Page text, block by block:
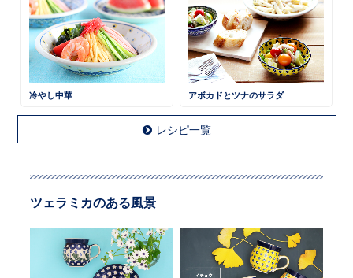
冷やし中華 アボカドとツナのサラダ
レシピ一覧
ツェラミカのある風景